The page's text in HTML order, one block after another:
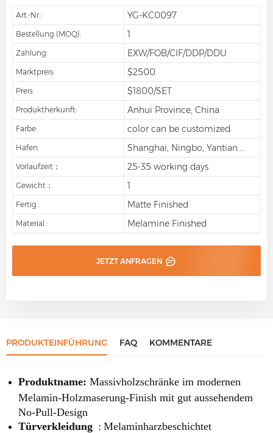
Art.-Nr.: YG-KC0097
Bestellung (MOQ): 1
Zahlung: EXW/FOB/CIF/DDP/DDU
Marktpreis: $2500
Preis: $1800/SET
Produktherkunft: Anhui Province, China
Farbe: color can be customized
Hafen: Shanghai, Ningbo, Yantian....
Vorlaufzeit： 25-35 working days
Gewicht： 1
Fertig : Matte Finished
Material : Melamine Finished
JETZT ANFRAGEN
PRODUKTEINFÜHRUNG FAQ KOMMENTARE
Produktname: Massivholzschränke im modernen
Melamin-Holzmaserung-Finish mit gut aussehendem
No-Pull-Design
Türverkleidung : Melaminharzbeschichtet